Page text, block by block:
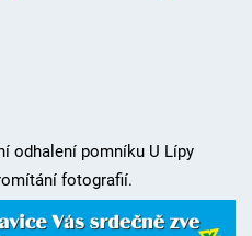
odhalení pomníku U Lípy
fotografií.